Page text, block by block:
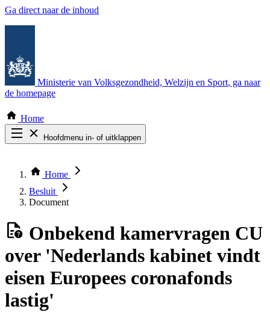
Ga direct naar de inhoud
Ministerie van Volksgezondheid, Welzijn en Sport, ga naar
de homepage
Home
Hoofdmenu in- of uitklappen
Thema COVID-19
Bekijk per bestuursorgaan
Home
Besluit
Document
Onbekend kamervragen CU
over 'Nederlands kabinet vindt
eisen Europees coronafonds
lastig'